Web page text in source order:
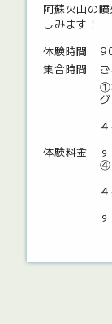
阿蘇火山の
しみます！
体験時間
集合時間
体験料金
①
④